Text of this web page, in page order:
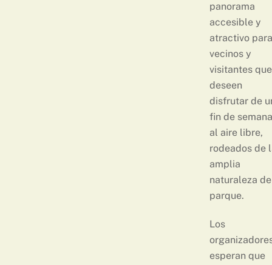
panorama
accesible y
atractivo para
vecinos y
visitantes que
deseen
disfrutar de
fin de semana
al aire libre,
rodeados de
amplia
naturaleza
parque.
Los
esperan que